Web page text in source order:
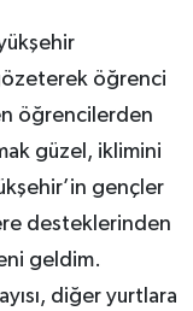
öğrenci
öğrencilerden
güzel, iklimini
gençler
desteklerinden
geldim.
diğer yurtlara